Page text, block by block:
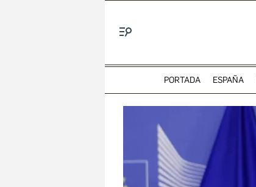
PORTADA ESPAÑA